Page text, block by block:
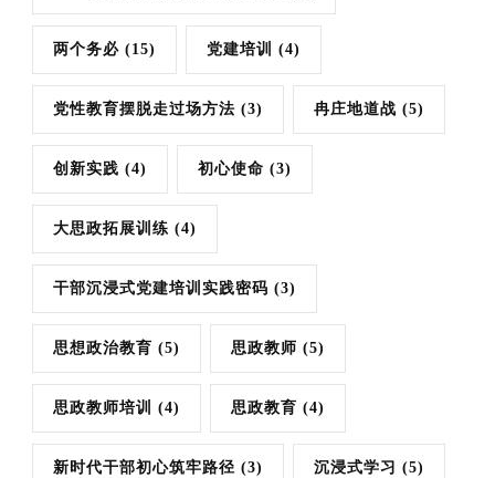
两个务必 (15) 党建培训 (4)
党性教育摆脱走过场方法 (3) 冉庄地道战 (5)
创新实践 (4) 初心使命 (3)
大思政拓展训练 (4)
干部沉浸式党建培训实践密码 (3)
思想政治教育 (5) 思政教师 (5)
思政教师培训 (4) 思政教育 (4)
新时代干部初心筑牢路径 (3) 沉浸式学习 (5)